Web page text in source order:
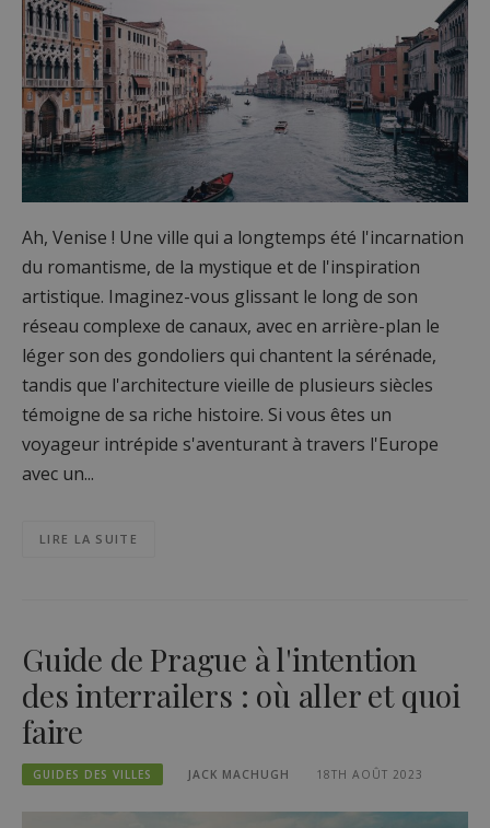
Ah, Venise ! Une ville qui a longtemps été l'incarnation
du romantisme, de la mystique et de l'inspiration
artistique. Imaginez-vous glissant le long de son
réseau complexe de canaux, avec en arrière-plan le
léger son des gondoliers qui chantent la sérénade,
tandis que l'architecture vieille de plusieurs siècles
témoigne de sa riche histoire. Si vous êtes un
voyageur intrépide s'aventurant à travers l'Europe
avec un...
LIRE LA SUITE
Guide de Prague à l'intention
des interrailers : où aller et quoi
faire
GUIDES DES VILLES JACK MACHUGH 18TH AOÛT 2023